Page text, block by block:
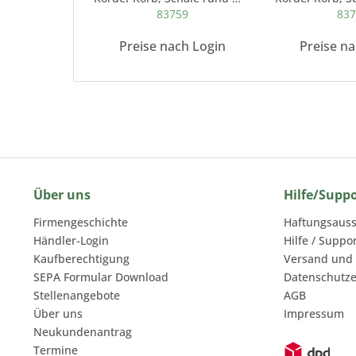
83759
Preise nach Login Preise
Über uns
Firmengeschichte
Händler-Login
Kaufberechtigung
SEPA Formular Download
Stellenangebote
Über uns
Neukundenantrag
Termine
Hilfe/
Hilfe /
Versand
AGB
Impressum